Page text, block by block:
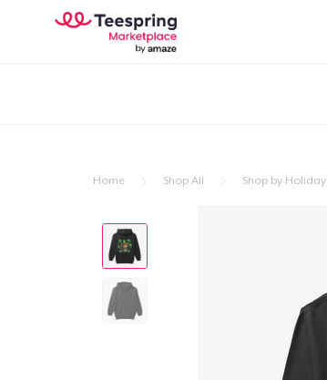
Home Shop All Shop by Holiday